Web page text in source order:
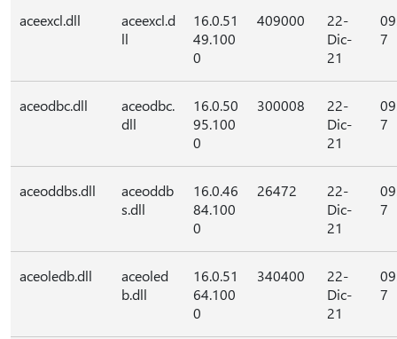
aceexcl.dll
aceexcl.d
ll
16.0.51
49.100
0
409000
22-
Dic-
21
7
aceodbc.dll
aceodbc.
dll
16.0.50
95.100
0
300008
22-
Dic-
21
7
aceoddbs.dll
aceoddb
s.dll
16.0.46
84.100
0
26472
22-
Dic-
21
7
aceoledb.dll
aceoled
b.dll
16.0.51
64.100
0
340400
22-
Dic-
21
7